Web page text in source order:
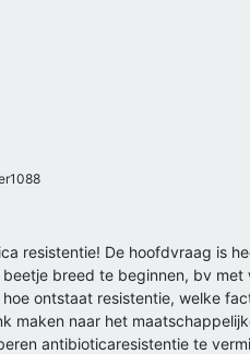
resistentie! De hoofdvraag is
breed te beginnen, bv
ontstaat resistentie, welke
maken naar het
antibioticaresistentie te